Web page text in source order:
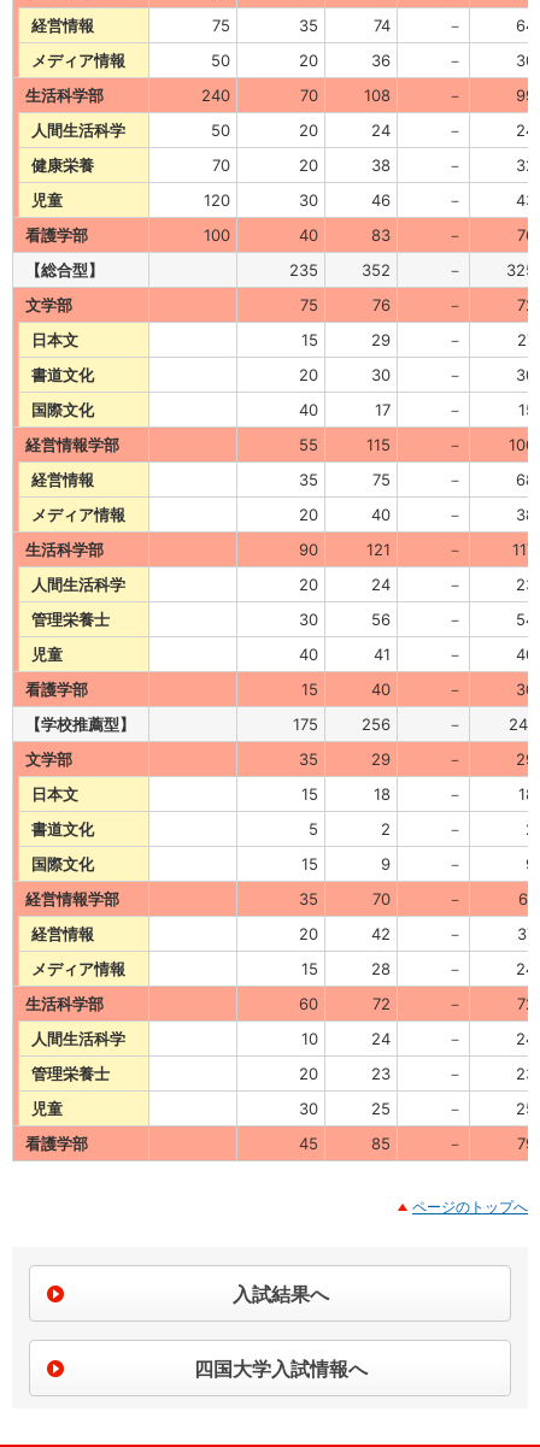
経営情報
75 35 74 －
64
メディア情報
50 20 36 －
30
生活科学部
240 70 108 －
99
人間生活科学
50 20 24 －
24
健康栄養
70 20 38 －
32
児童
120 30 46 －
43
看護学部
100 40 83 －
76
【総合型】
235 352 －
325
文学部
75 76 －
72
日本文
15 29 －
27
書道文化
20 30 －
30
国際文化
40 17 －
15
経営情報学部
55 115 －
106
経営情報
35 75 －
68
メディア情報
20 40 －
38
生活科学部
90 121 －
117
人間生活科学
20 24 －
23
管理栄養士
30 56 －
54
児童
40 41 －
40
看護学部
15 40 －
30
【学校推薦型】
175 256 －
241
文学部
35 29 －
29
日本文
15 18 －
18
書道文化
5 2 －
2
国際文化
15 9 －
9
経営情報学部
35 70 －
61
経営情報
20 42 －
37
メディア情報
15 28 －
24
生活科学部
60 72 －
72
人間生活科学
10 24 －
24
管理栄養士
20 23 －
23
児童
30 25 －
25
看護学部
45 85 － 79
ページのトップへ
入試結果へ
四国大学入試情報へ